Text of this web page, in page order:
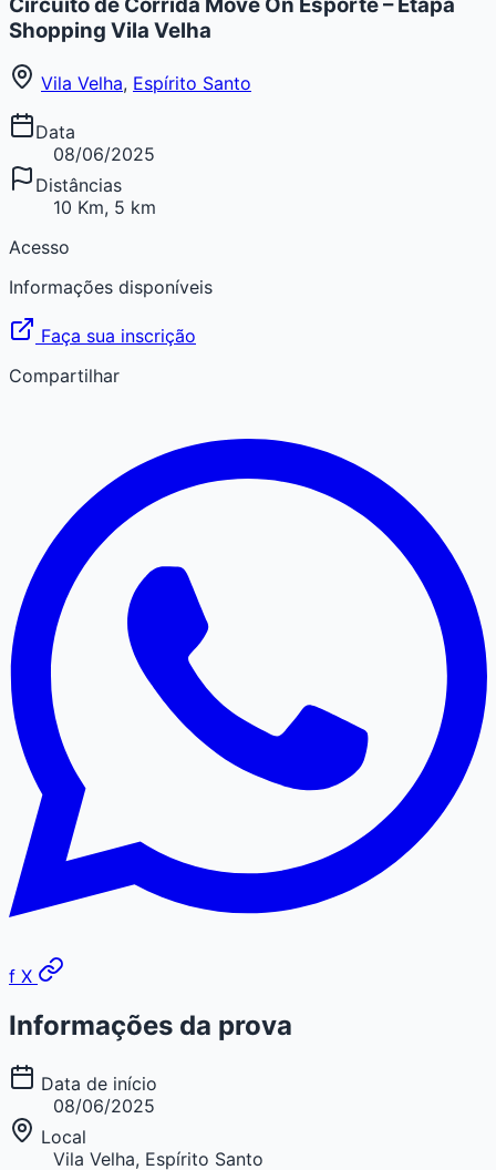
Shopping Vila Velha
Vila Velha, Espírito Santo
Data
08/06/2025
Distâncias
10 Km, 5 km
Acesso
Informações disponíveis
Faça sua inscrição
Compartilhar
f X
Informações da prova
Data de início
08/06/2025
Local
Vila Velha, Espírito Santo